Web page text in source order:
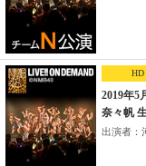
HD
2019年5
奈々帆
出演者：